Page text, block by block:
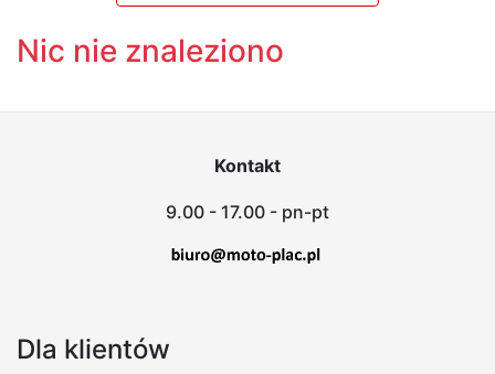
Nic nie znaleziono
Kontakt
9.00 - 17.00 - pn-pt
Dla klientów